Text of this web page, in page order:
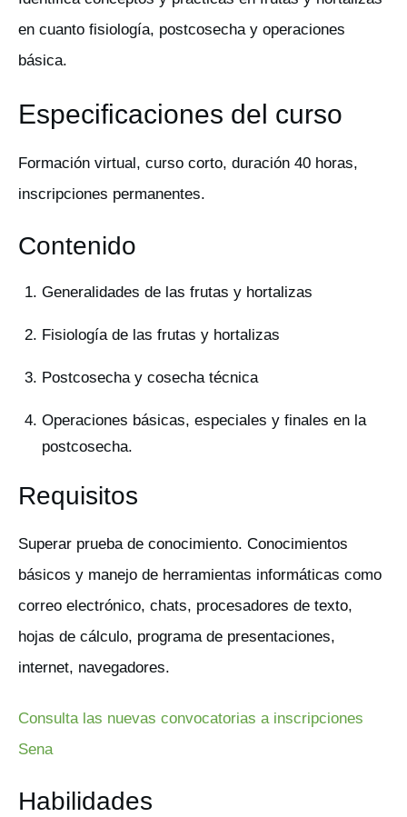
en cuanto fisiología, postcosecha y operaciones
básica.
Especificaciones del curso
Formación virtual, curso corto, duración 40 horas,
inscripciones permanentes.
Contenido
Generalidades de las frutas y hortalizas
Fisiología de las frutas y hortalizas
Postcosecha y cosecha técnica
Operaciones básicas, especiales y finales en la
postcosecha.
Requisitos
Superar prueba de conocimiento. Conocimientos
básicos y manejo de herramientas informáticas como
correo electrónico, chats, procesadores de texto,
hojas de cálculo, programa de presentaciones,
internet, navegadores.
Consulta las nuevas convocatorias a inscripciones
Sena
Habilidades